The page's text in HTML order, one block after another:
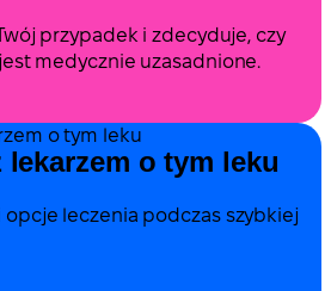
przypadek i zdecyduje, czy
medycznie uzasadnione.
o tym leku
opcje leczenia podczas szybkiej